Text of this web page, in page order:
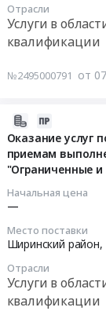
Отрасли
Услуги в
квалификации
№2495000791 от
Оказание услуг
приемам
"Ограниченные и
Начальная цена
—
Место поставки
Отрасли
Услуги в
квалификации